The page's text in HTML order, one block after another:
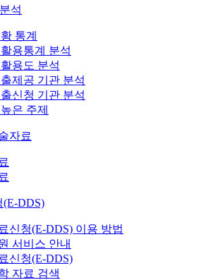
석
통계
용통계 분석
용도 분석
제공 기관 분석
신청 기관 분석
은 주제
자료
DDS)
신청(E-DDS) 이용 방법
서비스 안내
신청(E-DDS)
자료 검색